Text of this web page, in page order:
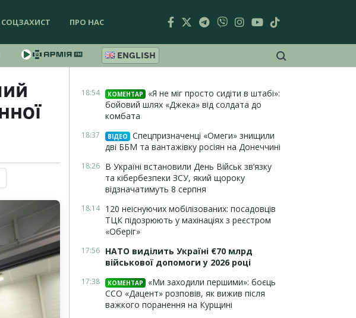
СОЦЗАХИСТ ПРО НАС
ENGLISH
18:54 КОМЕНТАР
«Я не міг просто сидіти в штабі»:
бойовий шлях «Джека» від солдата до
комбата
18:37 ВІДЕО
Спецпризначенці «Омеги» знищили
дві ББМ та вантажівку росіян на Донеччині
18:26 В Україні встановили День Військ зв’язку
та кібербезпеки ЗСУ, який щороку
відзначатимуть 8 серпня
18:14 120 неіснуючих мобілізованих: посадовців
ТЦК підозрюють у махінаціях з реєстром
«Оберіг»
17:56 НАТО виділить Україні €70 млрд
військової допомоги у 2026 році
17:38 КОМЕНТАР
«Ми заходили першими»: боєць
ССО «Дацент» розповів, як вижив після
важкого поранення на Курщині